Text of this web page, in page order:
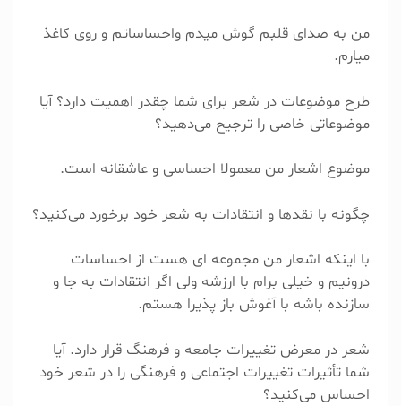
من به صدای قلبم گوش میدم واحساساتم و روی کاغذ
میارم.
طرح موضوعات در شعر برای شما چقدر اهمیت دارد؟ آیا
موضوعاتی خاصی را ترجیح می‌دهید؟
موضوع اشعار من معمولا احساسی و عاشقانه است.
چگونه با نقدها و انتقادات به شعر خود برخورد می‌کنید؟
با اینکه اشعار من مجموعه ای هست از احساسات
درونیم و خیلی برام با ارزشه ولی اگر انتقادات به جا و
سازنده باشه با آغوش باز پذیرا هستم.
شعر در معرض تغییرات جامعه و فرهنگ قرار دارد. آیا
شما تأثیرات تغییرات اجتماعی و فرهنگی را در شعر خود
احساس می‌کنید؟